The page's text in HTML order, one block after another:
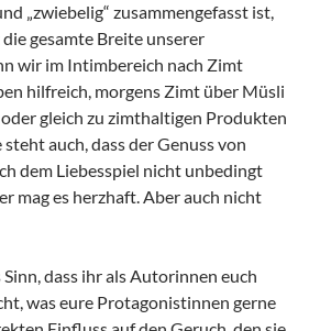
„zwiebelig“ zusammengefasst ist,
gesamte Breite unserer
wir im Intimbereich nach Zimt
hilfreich, morgens Zimt über Müsli
gleich zu zimthaltigen Produkten
auch, dass der Genuss von
dem Liebesspiel nicht unbedingt
mag es herzhaft. Aber auch nicht
dass ihr als Autorinnen euch
was eure Protagonistinnen gerne